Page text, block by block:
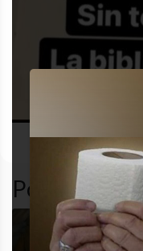
desastre
Popular en LVI
Así estoy